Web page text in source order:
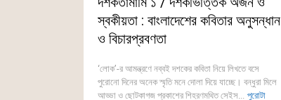
স্বকীয়তা : বাংলাদেশের কবিতার অনুসন্ধান
ও বিচারপ্রবণতা
‘লোক’-র আমন্ত্রণে নব্বই দশকের কবিতা নিয়ে লিখতে বসে
পুরোনো দিনের অনেক স্মৃতি মনে দোলা দিয়ে যাচ্ছে। বন্ধুরা মিলে
আড্ডা ও ছোটকাগজ প্রকাশের শিহরণমথিত সেইস... পুরোটা